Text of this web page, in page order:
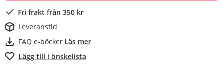
Fri frakt från 350 kr
Leveranstid
FAQ e-böcker Läs mer
Lägg till i önskelista